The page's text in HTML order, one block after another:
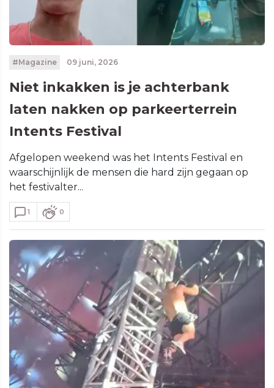
#Magazine 09 juni, 2026
Niet inkakken is je achterbank
laten nakken op parkeerterrein
Intents Festival
Afgelopen weekend was het Intents Festival en
waarschijnlijk de mensen die hard zijn gegaan op
het festivalter...
1 0